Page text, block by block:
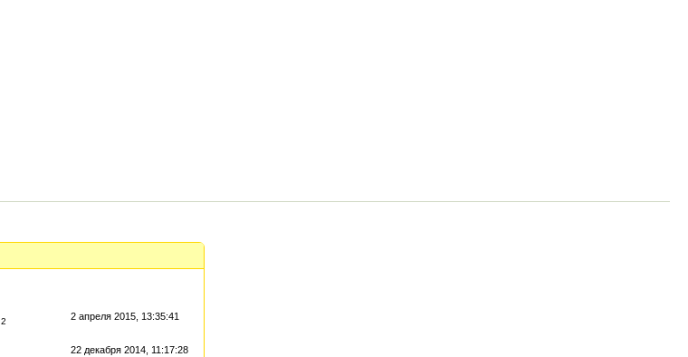
2 2 апреля 2015, 13:35:41
22 декабря 2014, 11:17:28